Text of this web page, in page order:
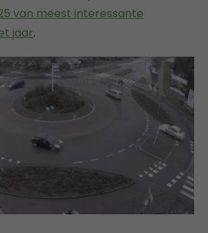
van meest interessante
jaar.